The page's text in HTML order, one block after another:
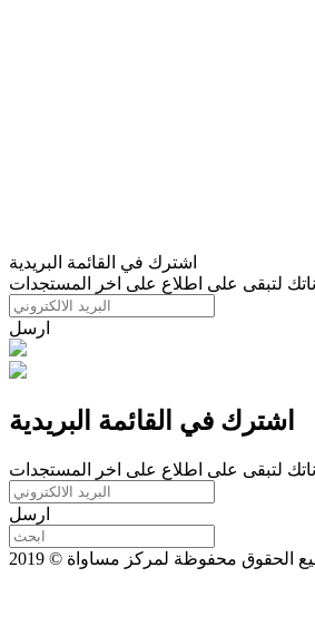
اشترك في القائمة البريدية
لتبقى على اطلاع على اخر المستجدات
ارسل
اشترك في القائمة البريدية
لتبقى على اطلاع على اخر المستجدات
ارسل
الحقوق محفوظة لمركز مساواة © 2019